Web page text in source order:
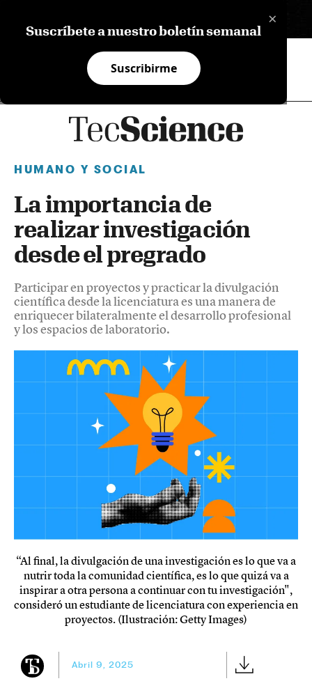
×
Suscríbete a nuestro boletín semanal
Suscribirme
HUMANO Y SOCIAL
La importancia de
realizar investigación
desde el pregrado
Participar en proyectos y practicar la divulgación
científica desde la licenciatura es una manera de
enriquecer bilateralmente el desarrollo profesional
y los espacios de laboratorio.
“Al final, la divulgación de una investigación es lo que va a
nutrir toda la comunidad científica, es lo que quizá va a
inspirar a otra persona a continuar con tu investigación",
consideró un estudiante de licenciatura con experiencia en
proyectos. (Ilustración: Getty Images)
Abril 9, 2025